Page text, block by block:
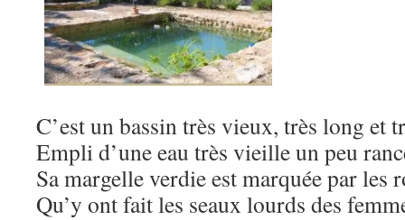
C’est un bassin très vieux, très long et
Empli d’une eau très vieille un peu
Sa margelle verdie est marquée par les
Qu’y ont fait les seaux lourds des